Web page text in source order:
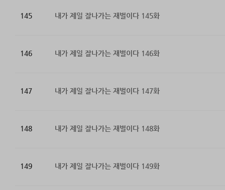
145 내가 제일 잘나가는 재벌이다 145화
146 내가 제일 잘나가는 재벌이다 146화
147 내가 제일 잘나가는 재벌이다 147화
148 내가 제일 잘나가는 재벌이다 148화
149 내가 제일 잘나가는 재벌이다 149화